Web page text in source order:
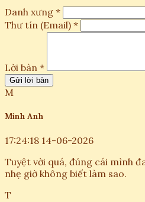
Danh xưng *
Thư tín (Email) *
Lời bàn *
Gửi lời bàn
M
Minh Anh
17:24:18 14-06-2026
Tuyệt vời quá, đúng cái mình
nhẹ giờ không biết làm sao.
T